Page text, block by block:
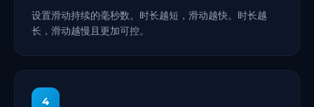
设置滑动持续的毫秒数。时长越短，滑动越快。时长越
长，滑动越慢且更加可控。
4